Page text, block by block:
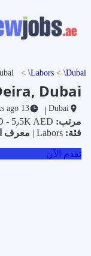
Dubai
Labors
Dubai
Dubai
|
13 weeks ago
مرتب:
فئة:
معرف
تقدم الآن